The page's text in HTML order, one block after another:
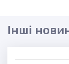
Інші